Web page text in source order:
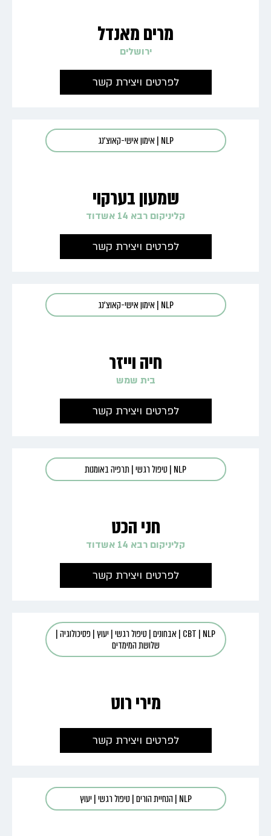
מרים מאנדל
ירושלים
לפרטים ויצירת קשר
NLP
|אימון אישי-קאוצ'נג
שמעון בערקוי
קליניקום רבא 14 אשדוד
לפרטים ויצירת קשר
NLP
|אימון אישי-קאוצ'נג
חיה וייזר
בית שמש
לפרטים ויצירת קשר
NLP
|טיפול רגשי|תרפיה באומנות
חני הכט
קליניקום רבא 14 אשדוד
לפרטים ויצירת קשר
CBT | NLP
|אבחונים|טיפול רגשי|יעוץ|פסיכולוגיה|
שלושת המימדים
מירי רוט
לפרטים ויצירת קשר
NLP
|הנחיית הורים|טיפול רגשי|יעוץ